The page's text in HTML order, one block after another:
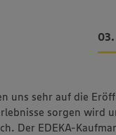
uns sehr auf die
sorgen wird
Der EDEKA-